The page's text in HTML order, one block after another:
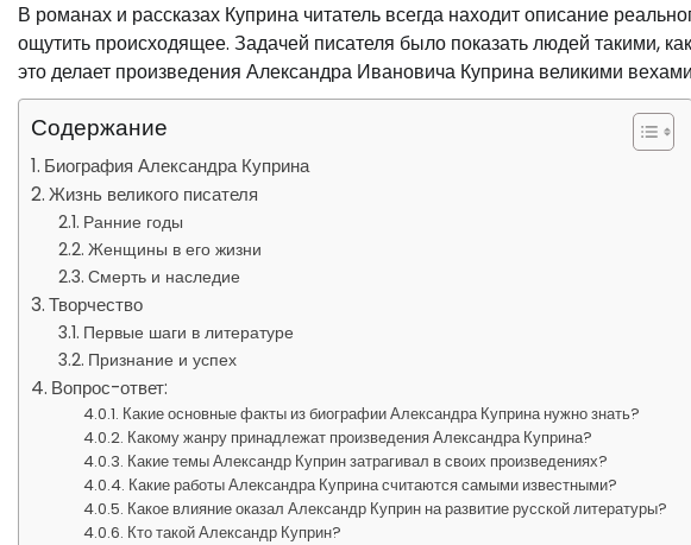
В романах и рассказах Куприна читатель всегда находит описание
ощутить происходящее. Задачей писателя было показать людей такими,
это делает произведения Александра Ивановича Куприна великими
Содержание
Биография Александра Куприна
Жизнь великого писателя
Ранние годы
Женщины в его жизни
Смерть и наследие
Творчество
Первые шаги в литературе
Признание и успех
Вопрос-ответ:
Какие основные факты из биографии Александра Куприна нужно знать?
Какому жанру принадлежат произведения Александра Куприна?
Какие темы Александр Куприн затрагивал в своих произведениях?
Какие работы Александра Куприна считаются самыми известными?
Какое влияние оказал Александр Куприн на развитие русской литературы?
Кто такой Александр Куприн?